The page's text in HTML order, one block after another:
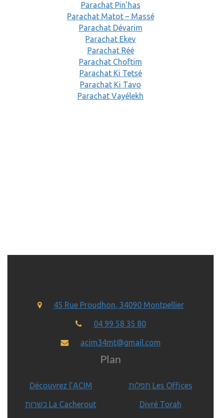
Parachat Pin’has
Parachat Matot – Massé
Parachat Dévarim
Parachat Ekev
Parachat Réé
Parachat Choftim
Parachat Ki Tetsé
Parachat Ki Tavo
Parachat Vayélekh
45 Rue Proudhon, 34090 Montpellier
04 99 58 35 80
acim34mt@gmail.com
Plan
Découvrez l’ACIM
כשרות La Cacherout
תפלות Les Offices
Divré Torah